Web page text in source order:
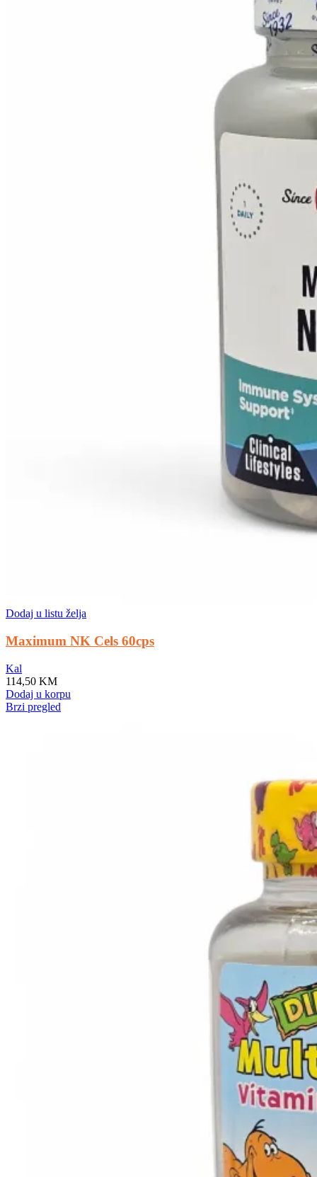
Dodaj u listu želja
Maximum NK Cels 60cps
Kal
114,50 KM
Dodaj u korpu
Brzi pregled